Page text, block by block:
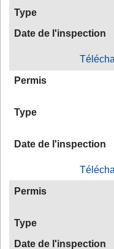
Type
Date de l'inspection
Permis
Type
Date de l'inspection
Permis
Type
Date de l'inspection